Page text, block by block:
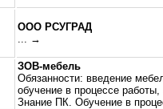
ООО РСУГРАД
... →
ЗОВ-мебель
Обязанности: введение
обучение в процессе
Знание ПК. Обучение в